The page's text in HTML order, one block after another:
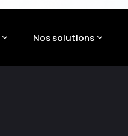
Nos solutions